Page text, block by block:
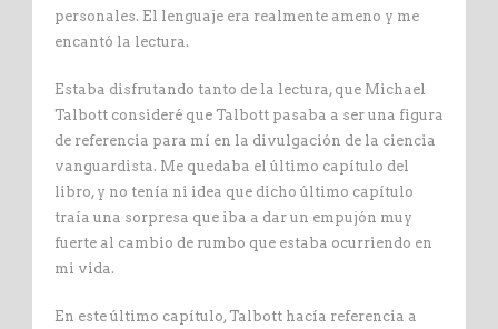
personales. El lenguaje era realmente ameno y me
encantó la lectura.
Estaba disfrutando tanto de la lectura, que Michael
Talbott consideré que Talbott pasaba a ser una figura
de referencia para mí en la divulgación de la ciencia
vanguardista. Me quedaba el último capítulo del
libro, y no tenía ni idea que dicho último capítulo
traía una sorpresa que iba a dar un empujón muy
fuerte al cambio de rumbo que estaba ocurriendo en
mi vida.
En este último capítulo, Talbott hacía referencia a